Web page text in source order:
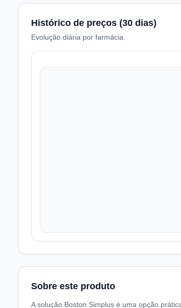
Histórico de preços (30 dias)
Evolução diária por farmácia.
Sobre este produto
A solução Boston Simplus é uma opção